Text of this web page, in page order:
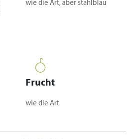
wie die Art, aber stahlblau
Frucht
wie die Art